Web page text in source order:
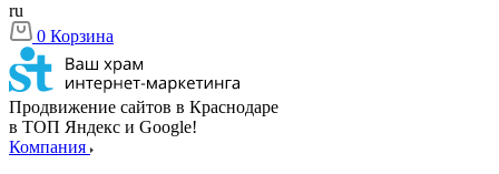
ru
0 Корзина
Продвижение сайтов в Краснодаре
в ТОП Яндекс и Google!
Компания